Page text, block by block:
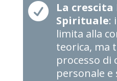

La crescita
Spirituale:
limita alla
teorica, ma
processo di
personale